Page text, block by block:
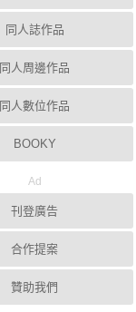
同人誌作品
同人周邊作品
同人數位作品
BOOKY
Ad
刊登廣告
合作提案
贊助我們